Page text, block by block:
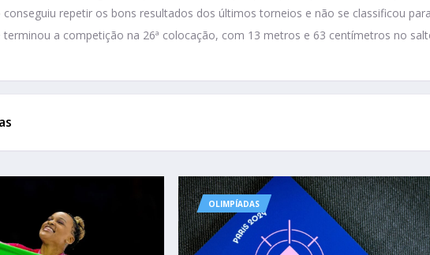
repetir os bons resultados dos últimos torneios e não se classificou para
terminou a competição na 26ª colocação, com 13 metros e 63 centímetros no
OLIMPÍADAS